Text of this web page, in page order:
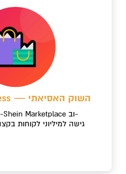
שיין ו-AliExpress — השוק האסיאתי